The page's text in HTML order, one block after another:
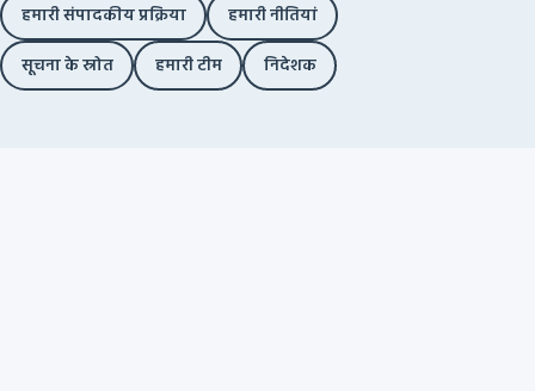
हमारी संपादकीय प्रक्रिया
हमारी नीतियां
सूचना के स्रोत
हमारी टीम निदेशक